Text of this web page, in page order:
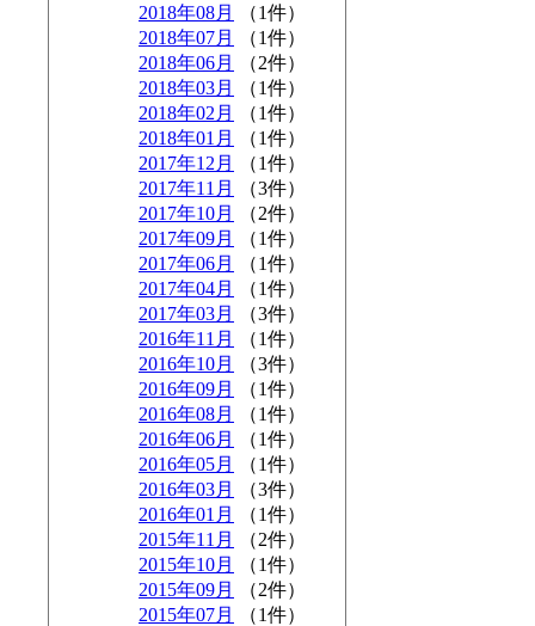
2018年08月
（1件）
2018年07月
（1件）
2018年06月
（2件）
2018年03月
（1件）
2018年02月
（1件）
2018年01月
（1件）
2017年12月
（1件）
2017年11月
（3件）
2017年10月
（2件）
2017年09月
（1件）
2017年06月
（1件）
2017年04月
（1件）
2017年03月
（3件）
2016年11月
（1件）
2016年10月
（3件）
2016年09月
（1件）
2016年08月
（1件）
2016年06月
（1件）
2016年05月
（1件）
2016年03月
（3件）
2016年01月
（1件）
2015年11月
（2件）
2015年10月
（1件）
2015年09月
（2件）
2015年07月
（1件）